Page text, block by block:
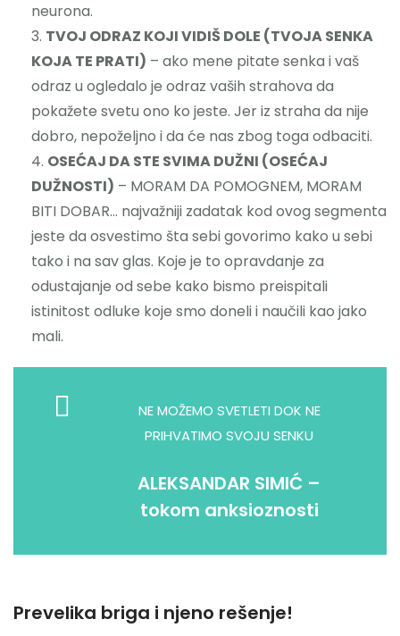
neurona.
TVOJ ODRAZ KOJI VIDIŠ DOLE (TVOJA SENKA
KOJA TE PRATI) – ako mene pitate senka i vaš
odraz u ogledalo je odraz vaših strahova da
pokažete svetu ono ko jeste. Jer iz straha da nije
dobro, nepoželjno i da će nas zbog toga odbaciti.
OSEĆAJ DA STE SVIMA DUŽNI (OSEĆAJ
DUŽNOSTI) – MORAM DA POMOGNEM, MORAM
BITI DOBAR… najvažniji zadatak kod ovog segmenta
jeste da osvestimo šta sebi govorimo kako u sebi
tako i na sav glas. Koje je to opravdanje za
odustajanje od sebe kako bismo preispitali
istinitost odluke koje smo doneli i naučili kao jako
mali.
NE MOŽEMO SVETLETI DOK NE
PRIHVATIMO SVOJU SENKU
ALEKSANDAR SIMIĆ –
tokom anksioznosti
Prevelika briga i njeno rešenje!